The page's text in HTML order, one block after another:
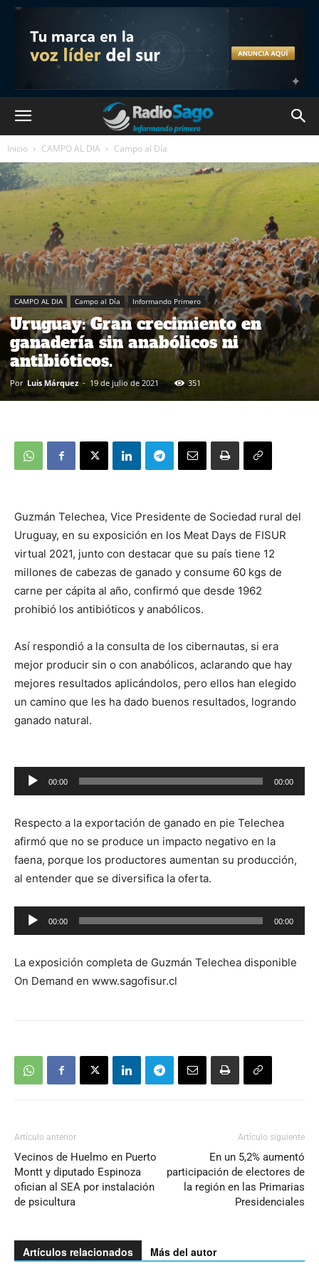
Inicio CAMPO AL DIA Campo al Día
CAMPO AL DIA Campo al Día Informando Primero
Uruguay: Gran crecimiento en
ganadería sin anabólicos ni
antibióticos.
Por Luis Márquez - 19 de julio de 2021 351
Guzmán Telechea, Vice Presidente de Sociedad rural del
Uruguay, en su exposición en los Meat Days de FISUR
virtual 2021, junto con destacar que su país tiene 12
millones de cabezas de ganado y consume 60 kgs de
carne per cápita al año, confirmó que desde 1962
prohibió los antibióticos y anabólicos.
Así respondió a la consulta de los cibernautas, si era
mejor producir sin o con anabólicos, aclarando que hay
mejores resultados aplicándolos, pero ellos han elegido
un camino que les ha dado buenos resultados, logrando
ganado natural.
Reproductor
audio
00:00 00:00
Respecto a la exportación de ganado en pie Telechea
afirmó que no se produce un impacto negativo en la
faena, porque los productores aumentan su producción,
al entender que se diversifica la oferta.
Reproductor
de
00:00 00:00
La exposición completa de Guzmán Telechea disponible
On Demand en www.sagofisur.cl
Artículo anterior
Vecinos de Huelmo en Puerto
Montt y diputado Espinoza
ofician al SEA por instalación
de psicultura
Artículo siguiente
En un 5,2% aumentó
participación de electores de
la región en las Primarias
Presidenciales
Artículos relacionados Más del autor